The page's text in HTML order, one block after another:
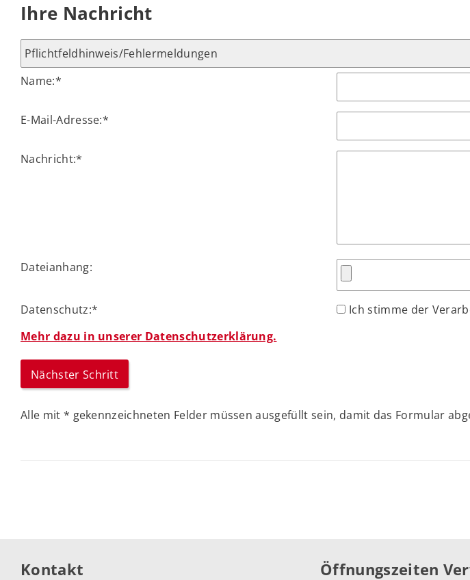
Ihre Nachricht
Name:*
E-Mail-Adresse:*
Nachricht:*
Dateianhang:
Datenschutz:*
Ich stimme der
Mehr dazu in unserer Datenschutzerklärung.
Alle mit * gekennzeichneten Felder müssen ausgefüllt sein, damit das Formular
Kontakt Öffnungszeiten